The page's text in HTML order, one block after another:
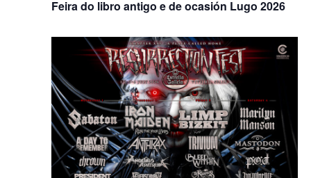
Feira do libro antigo e de ocasión Lugo 2026